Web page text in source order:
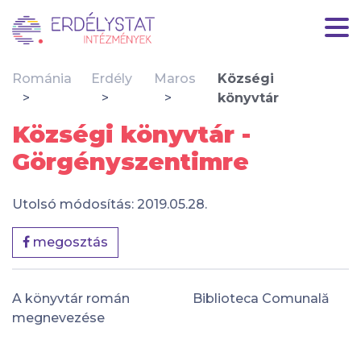
Románia Erdély Maros
Községi
könyvtár
Községi könyvtár -
Görgényszentimre
Utolsó módosítás: 2019.05.28.
megosztás
A könyvtár román
megnevezése
Biblioteca Comunală